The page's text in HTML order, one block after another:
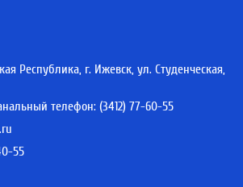
Республика, г. Ижевск, ул. Студенческая,
телефон: (3412) 77-60-55
55